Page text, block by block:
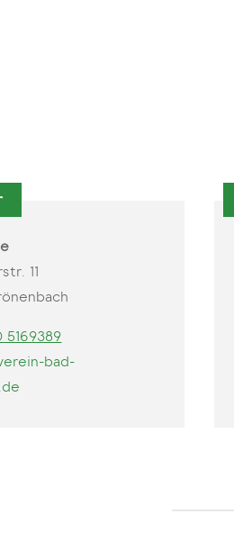
11
5169389
bad-